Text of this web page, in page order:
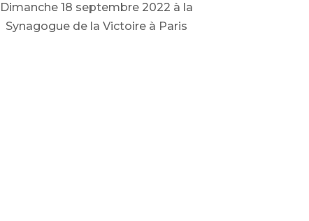
Dimanche 18 septembre 2022 à la
Synagogue de la Victoire à Paris